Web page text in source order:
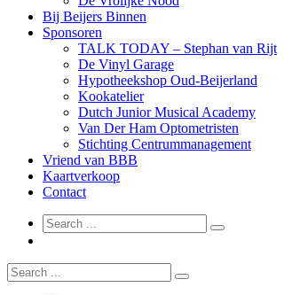
Bij Beijers Binnen
Sponsoren
TALK TODAY – Stephan van Rijt
De Vinyl Garage
Hypotheekshop Oud-Beijerland
Kookatelier
Dutch Junior Musical Academy
Van Der Ham Optometristen
Stichting Centrummanagement
Vriend van BBB
Kaartverkoop
Contact